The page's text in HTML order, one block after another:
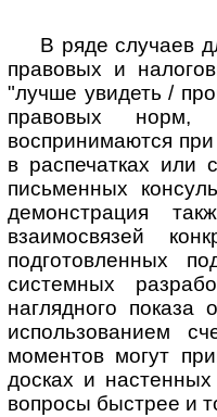
В ряде случаев
правовых и
"лучше увидеть /
правовых
воспринимаются
в распечатках или
письменных
демонстрация
взаимосвязей
подготовленных
системных
наглядного
использованием
моментов могут
досках и
вопросы быстрее и